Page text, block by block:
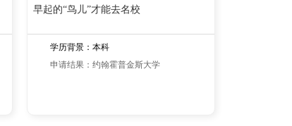
早起的“鸟儿”才能去名校
学历背景：本科
申请结果：约翰霍普金斯大学